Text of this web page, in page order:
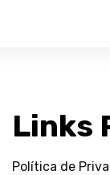
Links
Política de